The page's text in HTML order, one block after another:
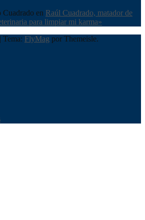
Cuadrado en Raúl Cuadrado, matador de
para limpiar mi karma»
| Tema: FlyMag por Themeisle.